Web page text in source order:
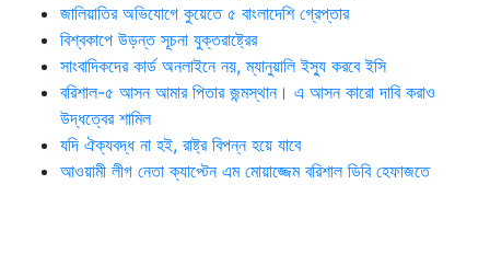
জালিয়াতির অভিযোগে কুয়েতে ৫ বাংলাদেশি গ্রেপ্তার
বিশ্বকাপে উড়ন্ত সূচনা যুক্তরাষ্ট্রের
সাংবাদিকদের কার্ড অনলাইনে নয়, ম্যানুয়ালি ইস্যু করবে ইসি
বরিশাল-৫ আসন আমার পিতার জন্মস্থান। এ আসন কারো দাবি করাও
উদ্ধত্বের শামিল
যদি ঐক্যবদ্ধ না হই, রাষ্ট্র বিপন্ন হয়ে যাবে
আওয়ামী লীগ নেতা ক্যাপ্টেন এম মোয়াজ্জেম বরিশাল ডিবি হেফাজতে